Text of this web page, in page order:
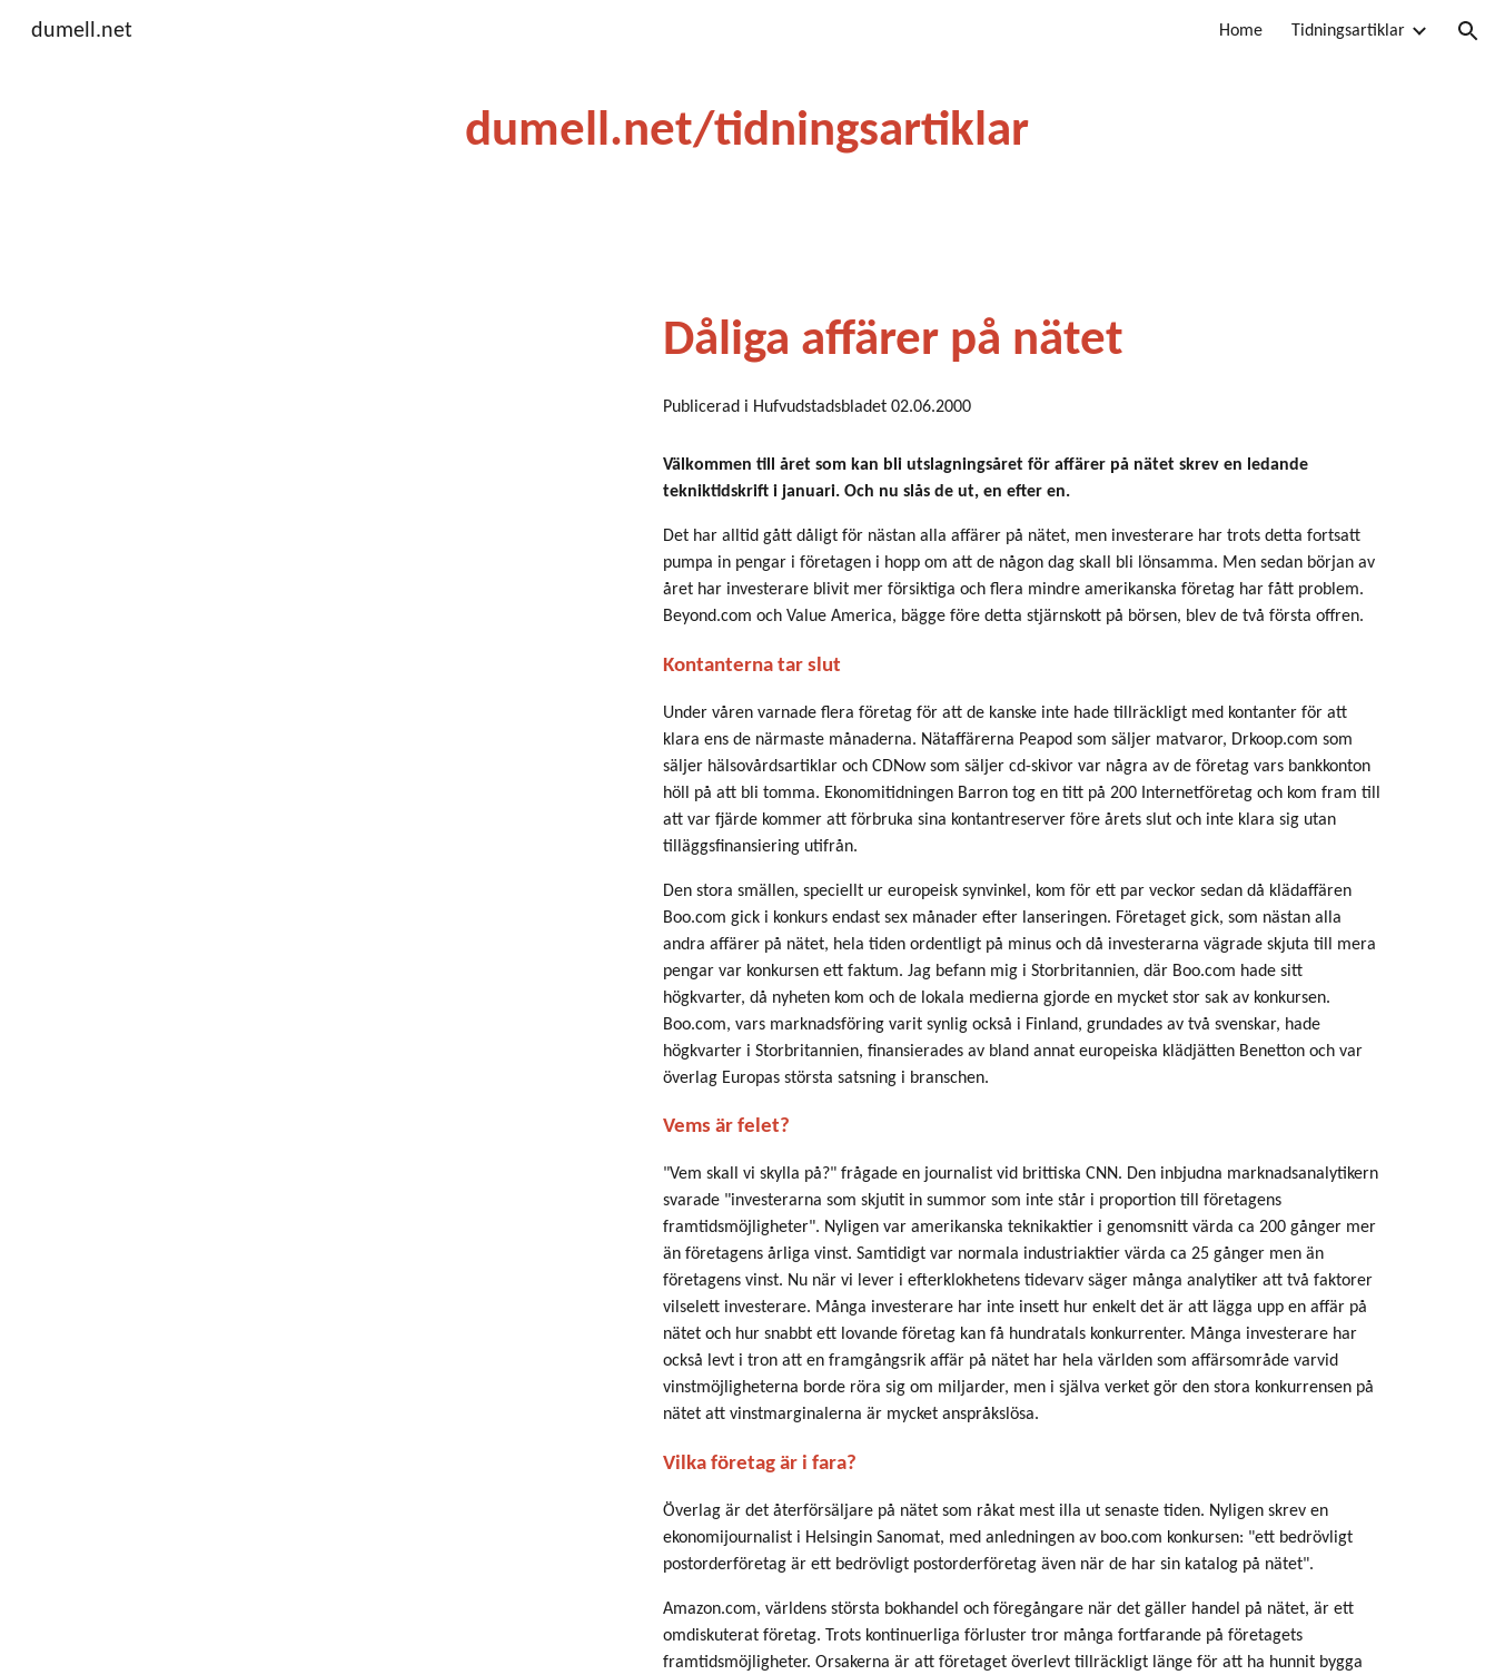
dumell.net Home Tidningsartiklar
dumell.net/tidningsartiklar
Dåliga affärer på nätet
Publicerad i Hufvudstadsbladet 02.06.2000
Välkommen till året som kan bli utslagningsåret för affärer på nätet skrev en ledande
tekniktidskrift i januari. Och nu slås de ut, en efter en.
Det har alltid gått dåligt för nästan alla affärer på nätet, men investerare har trots detta fortsatt
pumpa in pengar i företagen i hopp om att de någon dag skall bli lönsamma. Men sedan början av
året har investerare blivit mer försiktiga och flera mindre amerikanska företag har fått problem.
Beyond.com och Value America, bägge före detta stjärnskott på börsen, blev de två första offren.
Kontanterna tar slut
Under våren varnade flera företag för att de kanske inte hade tillräckligt med kontanter för att
klara ens de närmaste månaderna. Nätaffärerna Peapod som säljer matvaror, Drkoop.com som
säljer hälsovårdsartiklar och CDNow som säljer cd-skivor var några av de företag vars bankkonton
höll på att bli tomma. Ekonomitidningen Barron tog en titt på 200 Internetföretag och kom fram till
att var fjärde kommer att förbruka sina kontantreserver före årets slut och inte klara sig utan
tilläggsfinansiering utifrån.
Den stora smällen, speciellt ur europeisk synvinkel, kom för ett par veckor sedan då klädaffären
Boo.com gick i konkurs endast sex månader efter lanseringen. Företaget gick, som nästan alla
andra affärer på nätet, hela tiden ordentligt på minus och då investerarna vägrade skjuta till mera
pengar var konkursen ett faktum. Jag befann mig i Storbritannien, där Boo.com hade sitt
högkvarter, då nyheten kom och de lokala medierna gjorde en mycket stor sak av konkursen.
Boo.com, vars marknadsföring varit synlig också i Finland, grundades av två svenskar, hade
högkvarter i Storbritannien, finansierades av bland annat europeiska klädjätten Benetton och var
överlag Europas största satsning i branschen.
Vems är felet?
"Vem skall vi skylla på?" frågade en journalist vid brittiska CNN. Den inbjudna marknadsanalytikern
svarade "investerarna som skjutit in summor som inte står i proportion till företagens
framtidsmöjligheter". Nyligen var amerikanska teknikaktier i genomsnitt värda ca 200 gånger mer
än företagens årliga vinst. Samtidigt var normala industriaktier värda ca 25 gånger men än
företagens vinst. Nu när vi lever i efterklokhetens tidevarv säger många analytiker att två faktorer
vilselett investerare. Många investerare har inte insett hur enkelt det är att lägga upp en affär på
nätet och hur snabbt ett lovande företag kan få hundratals konkurrenter. Många investerare har
också levt i tron att en framgångsrik affär på nätet har hela världen som affärsområde varvid
vinstmöjligheterna borde röra sig om miljarder, men i själva verket gör den stora konkurrensen på
nätet att vinstmarginalerna är mycket anspråkslösa.
Vilka företag är i fara?
Överlag är det återförsäljare på nätet som råkat mest illa ut senaste tiden. Nyligen skrev en
ekonomijournalist i Helsingin Sanomat, med anledningen av boo.com konkursen: "ett bedrövligt
postorderföretag är ett bedrövligt postorderföretag även när de har sin katalog på nätet".
Amazon.com, världens största bokhandel och föregångare när det gäller handel på nätet, är ett
omdiskuterat företag. Trots kontinuerliga förluster tror många fortfarande på företagets
framtidsmöjligheter. Orsakerna är att företaget överlevt tillräckligt länge för att ha hunnit bygga